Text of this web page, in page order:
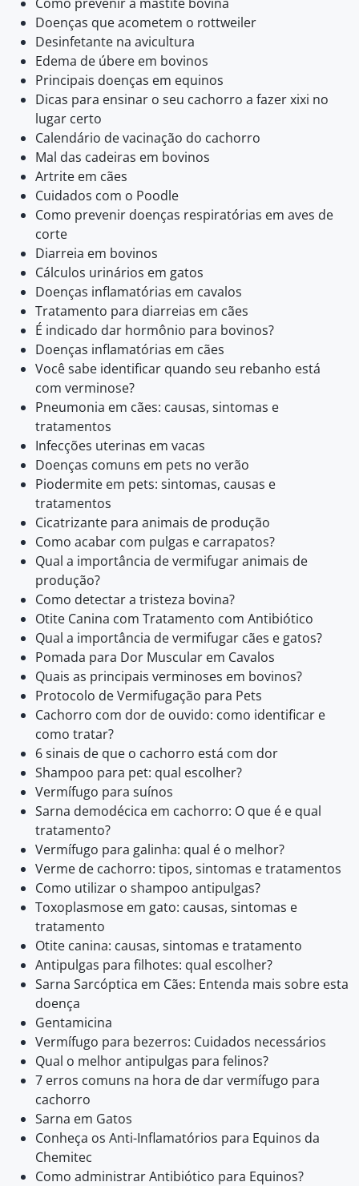
Doenças que acometem o rottweiler
Desinfetante na avicultura
Edema de úbere em bovinos
Principais doenças em equinos
Dicas para ensinar o seu cachorro a fazer xixi no
lugar certo
Calendário de vacinação do cachorro
Mal das cadeiras em bovinos
Artrite em cães
Cuidados com o Poodle
Como prevenir doenças respiratórias em aves de
corte
Diarreia em bovinos
Cálculos urinários em gatos
Doenças inflamatórias em cavalos
Tratamento para diarreias em cães
É indicado dar hormônio para bovinos?
Doenças inflamatórias em cães
Você sabe identificar quando seu rebanho está
com verminose?
Pneumonia em cães: causas, sintomas e
tratamentos
Infecções uterinas em vacas
Doenças comuns em pets no verão
Piodermite em pets: sintomas, causas e
tratamentos
Cicatrizante para animais de produção
Como acabar com pulgas e carrapatos?
Qual a importância de vermifugar animais de
produção?
Como detectar a tristeza bovina?
Otite Canina com Tratamento com Antibiótico
Qual a importância de vermifugar cães e gatos?
Pomada para Dor Muscular em Cavalos
Quais as principais verminoses em bovinos?
Protocolo de Vermifugação para Pets
Cachorro com dor de ouvido: como identificar e
como tratar?
6 sinais de que o cachorro está com dor
Shampoo para pet: qual escolher?
Vermífugo para suínos
Sarna demodécica em cachorro: O que é e qual
tratamento?
Vermífugo para galinha: qual é o melhor?
Verme de cachorro: tipos, sintomas e tratamentos
Como utilizar o shampoo antipulgas?
Toxoplasmose em gato: causas, sintomas e
tratamento
Otite canina: causas, sintomas e tratamento
Antipulgas para filhotes: qual escolher?
Sarna Sarcóptica em Cães: Entenda mais sobre esta
doença
Gentamicina
Vermífugo para bezerros: Cuidados necessários
Qual o melhor antipulgas para felinos?
7 erros comuns na hora de dar vermífugo para
cachorro
Sarna em Gatos
Conheça os Anti-Inflamatórios para Equinos da
Chemitec
Como administrar Antibiótico para Equinos?